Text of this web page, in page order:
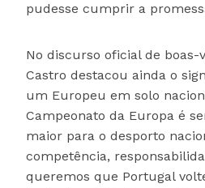
pudesse cumprir a
No discurso oficial de boas-
Castro destacou ainda o
um Europeu em solo
Campeonato da Europa é
maior para o desporto
competência,
queremos que Portugal